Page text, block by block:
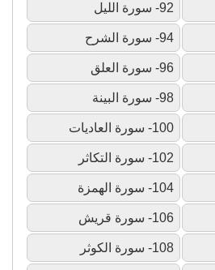
92- سورة الليل
94- سورة الشرح
96- سورة العلق
98- سورة البينة
100- سورة العاديات
102- سورة التكاثر
104- سورة الهمزة
106- سورة قريش
108- سورة الكوثر